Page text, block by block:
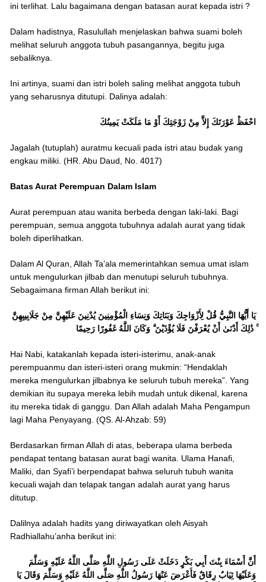
ini terlihat. Lalu bagaimana dengan batasan aurat kepada istri ?
Dalam hadistnya, Rasulullah menjelaskan bahwa suami boleh
melihat seluruh anggota tubuh pasangannya, begitu juga
sebaliknya.
Ini artinya, suami dan istri boleh saling melihat anggota tubuh
yang seharusnya ditutupi. Dalinya adalah:
احْفَظْ عَوْرَتَكَ إِلاَّ مِنْ زَوْجَتِكَ أَوْ مَا مَلَكَتْ يَمِينُكَ
Jagalah (tutuplah) auratmu kecuali pada istri atau budak yang
engkau miliki. (HR. Abu Daud, No. 4017)
Batas Aurat Perempuan Dalam Islam
Aurat perempuan atau wanita berbeda dengan laki-laki. Bagi
perempuan, semua anggota tubuhnya adalah aurat yang tidak
boleh diperlihatkan.
Dalam Al Quran, Allah Ta’ala memerintahkan semua umat islam
untuk mengulurkan jilbab dan menutupi seluruh tubuhnya.
Sebagaimana firman Allah berikut ini:
يَا أَيُّهَا النَّبِيُّ قُلْ لِأَزْوَاجِكَ وَبَنَاتِكَ وَنِسَاءِ الْمُؤْمِنِينَ يُدْنِينَ عَلَيْهِنَّ مِنْ جَلَابِيبِهِنَّ
ۚ ذَٰلِكَ أَدْنَىٰ أَنْ يُعْرَفْنَ فَلَا يُؤْذَيْنَ ۗ وَكَانَ اللَّهُ غَفُورًا رَحِيمًا
Hai Nabi, katakanlah kepada isteri-isterimu, anak-anak
perempuanmu dan isteri-isteri orang mukmin: “Hendaklah
mereka mengulurkan jilbabnya ke seluruh tubuh mereka”. Yang
demikian itu supaya mereka lebih mudah untuk dikenal, karena
itu mereka tidak di ganggu. Dan Allah adalah Maha Pengampun
lagi Maha Penyayang. (QS. Al-Ahzab: 59)
Berdasarkan firman Allah di atas, beberapa ulama berbeda
pendapat tentang batasan aurat bagi wanita. Ulama Hanafi,
Maliki, dan Syafi’i berpendapat bahwa seluruh tubuh wanita
kecuali wajah dan telapak tangan adalah aurat yang harus
ditutup.
Dalilnya adalah hadits yang diriwayatkan oleh Aisyah
Radhiallahu’anha berikut ini:
أَنَّ أَسْمَاءَ بِنْتَ أَبِي بَكْرٍ دَخَلَتْ عَلَى رَسُولِ اللَّهِ صَلَّى اللَّهُ عَلَيْهِ وَسَلَّمَ
وَعَلَيْهَا ثِيَابٌ رِقَاقٌ فَأَعْرَضَ عَنْهَا رَسُولُ اللَّهِ صَلَّى اللَّهُ عَلَيْهِ وَسَلَّمَ وَقَالَ يَا